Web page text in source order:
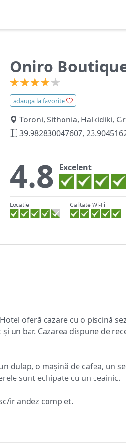
Oniro
adauga la favorite
Toroni, Sithonia, Halkidiki,
39.982830047607,
4.8 Excelent
Locatie Calitate Wi-Fi
oferă cazare cu o piscină
un bar. Cazarea dispune de
dulap, o mașină de cafea, un
sunt echipate cu un ceainic.
irlandez complet.